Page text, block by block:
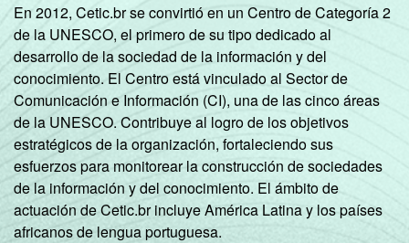
CONDIÇÃO
DE
ATIVIDADE
Na força de trabalho
Fora da força de
trabalho
94
Fonte: CGI.br/NIC.br, Centro Regional de
Estudos para o Desenvolvimento da
Sociedade da Informação (Cetic.br),
Pesquisa sobre o uso das tecnologias de
informação e comunicação nos domicílios
En 2012, Cetic.br se convirtió en un Centro de Categoría 2
de la UNESCO, el primero de su tipo dedicado al
desarrollo de la sociedad de la información y del
conocimiento. El Centro está vinculado al Sector de
Comunicación e Información (CI), una de las cinco áreas
de la UNESCO. Contribuye al logro de los objetivos
estratégicos de la organización, fortaleciendo sus
esfuerzos para monitorear la construcción de sociedades
de la información y del conocimiento. El ámbito de
actuación de Cetic.br incluye América Latina y los países
africanos de lengua portuguesa.